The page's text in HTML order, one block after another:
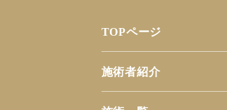
TOPページ
施術者紹介